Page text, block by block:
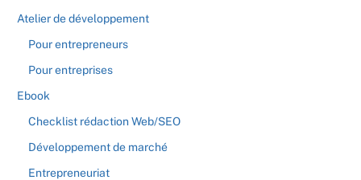
Atelier de développement
Pour entrepreneurs
Pour entreprises
Ebook
Checklist rédaction Web/SEO
Développement de marché
Entrepreneuriat